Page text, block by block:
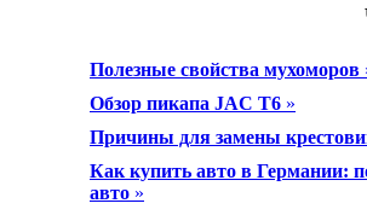
Полезные свойства мухоморов
Обзор пикапа JAC T6 »
Причины для замены
Как купить авто в Германии:
авто »